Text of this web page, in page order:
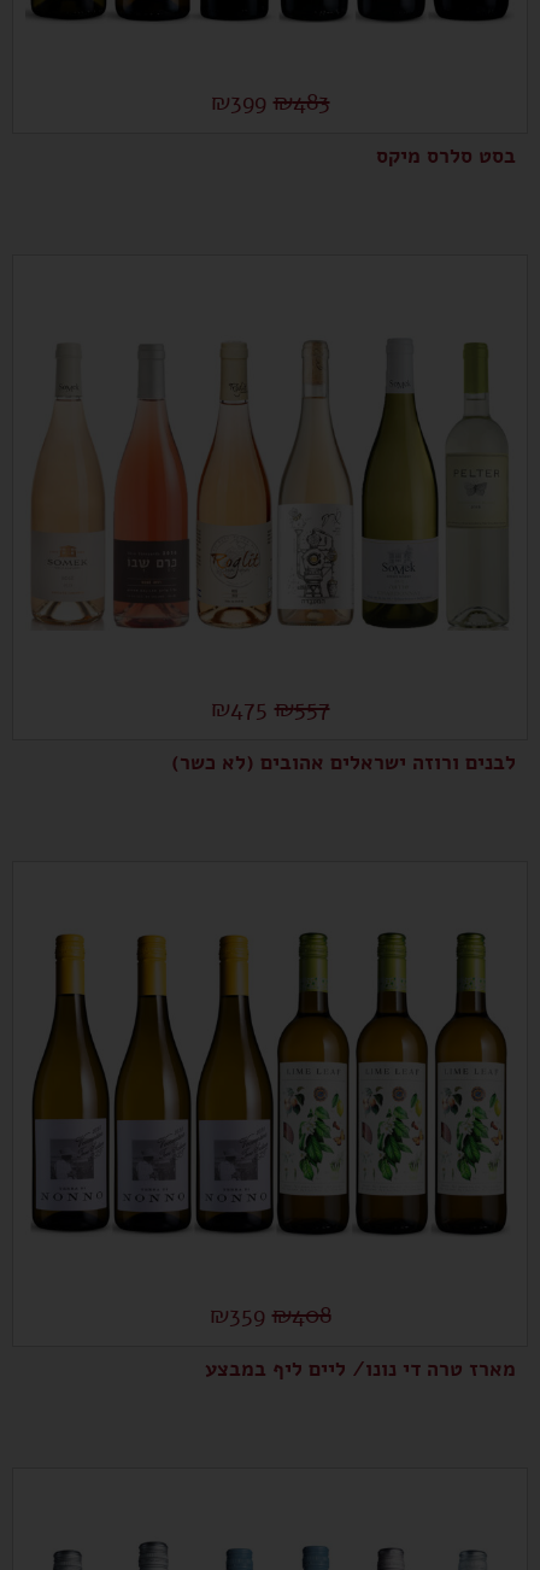
₪483
₪399
בסט סלרס מיקס
₪557
₪475
לבנים ורוזה ישראלים אהובים (לא כשר)
₪408
₪359
מארז טרה די נונו/ ליים ליף במבצע